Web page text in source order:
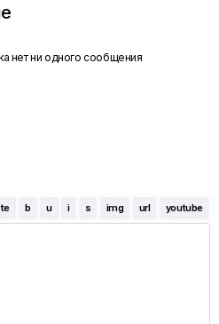
нет ни одного сообщения
b u i s img url youtube